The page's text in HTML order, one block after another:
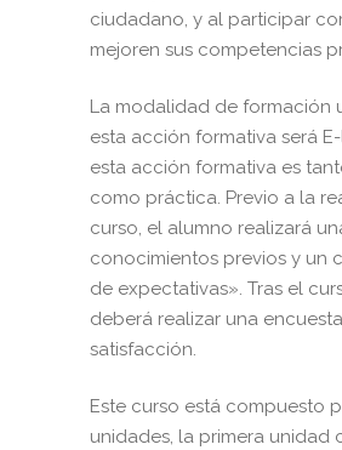
ciudadano, y al participar
mejoren sus competencias
La modalidad de formación
esta acción formativa será
esta acción formativa es
como práctica. Previo a la
curso, el alumno realizará
conocimientos previos y un
de expectativas». Tras el
deberá realizar una
satisfacción.
Este curso está compuesto
unidades, la primera unidad